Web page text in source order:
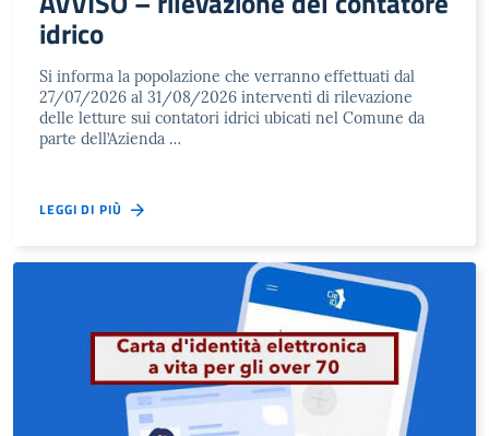
idrico
Si informa la popolazione che verranno effettuati dal
27/07/2026 al 31/08/2026 interventi di rilevazione
delle letture sui contatori idrici ubicati nel Comune da
parte dell’Azienda …
LEGGI DI PIÙ